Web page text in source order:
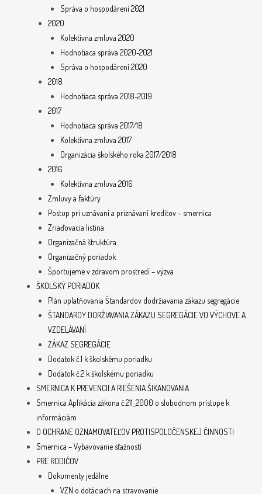
Správa o hospodárení 2021
2020
Kolektívna zmluva 2020
Hodnotiaca správa 2020-2021
Správa o hospodárení 2020
2018
Hodnotiaca správa 2018-2019
2017
Hodnotiaca správa 2017/18
Kolektívna zmluva 2017
Organizácia školského roka 2017/2018
2016
Kolektívna zmluva 2016
Zmluvy a faktúry
Postup pri uznávaní a priznávaní kreditov – smernica
Zriaďovacia listina
Organizačná štruktúra
Organizačný poriadok
Športujeme v zdravom prostredí – výzva
ŠKOLSKÝ PORIADOK
Plán uplatňovania Štandardov dodržiavania zákazu segregácie
ŠTANDARDY DORŽIAVANIA ZÁKAZU SEGREGÁCIE VO VÝCHOVE A
VZDELÁVANÍ
ZÁKAZ SEGREGÁCIE
Dodatok č.1 k školskému poriadku
Dodatok č.2 k školskému poriadku
SMERNICA K PREVENCII A RIEŠENIA ŠIKANOVANIA
Smernica Aplikácia zákona č.211_2000 o slobodnom prístupe k
informáciám
O OCHRANE OZNAMOVATEĽOV PROTISPOLOČENSKEJ ČINNOSTI
Smernica – Vybavovanie sťažností
PRE RODIČOV
Dokumenty jedálne
VZN o dotáciach na stravovanie